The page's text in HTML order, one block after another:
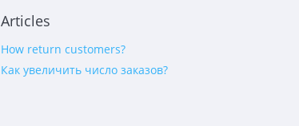
Articles
How return customers?
Как увеличить число заказов?